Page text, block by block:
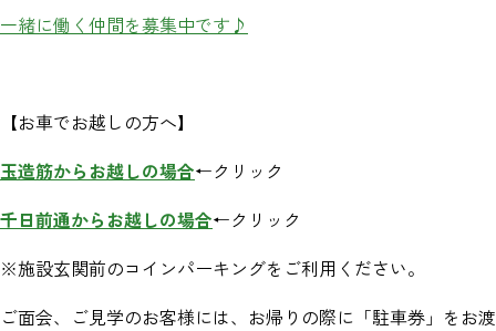
一緒に働く仲間を募集中です♪
【お車でお越しの方へ】
玉造筋からお越しの場合←クリック
千日前通からお越しの場合←クリック
※施設玄関前のコインパーキングをご利用ください。
ご面会、ご見学のお客様には、お帰りの際に「駐車券」をお渡